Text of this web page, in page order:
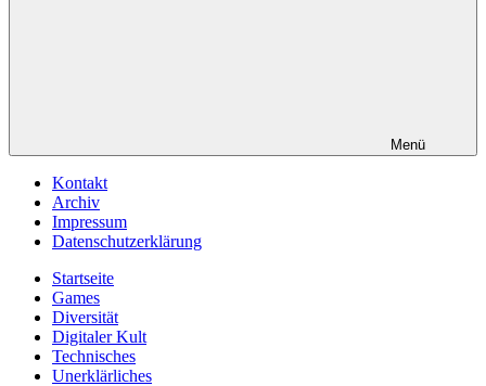
Menü
Kontakt
Archiv
Impressum
Datenschutzerklärung
Startseite
Games
Diversität
Digitaler Kult
Technisches
Unerklärliches